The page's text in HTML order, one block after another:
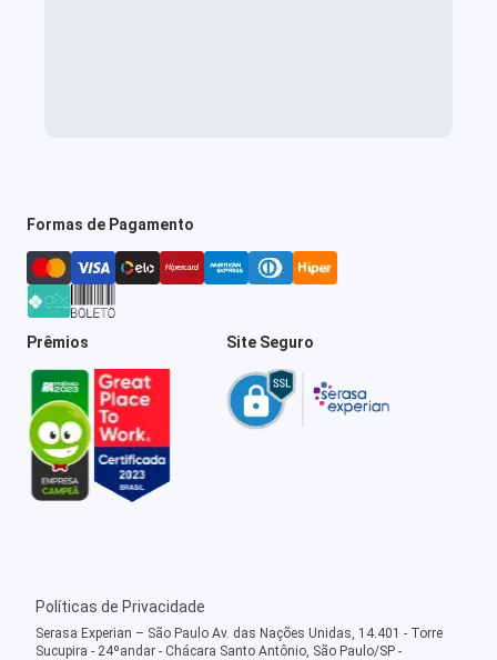
Formas de Pagamento
Prêmios Site Seguro
Políticas de Privacidade
Serasa Experian – São Paulo Av. das Nações Unidas, 14.401 - Torre
Sucupira - 24ºandar - Chácara Santo Antônio, São Paulo/SP -